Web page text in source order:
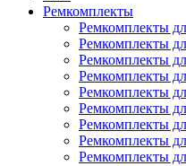
Ремкомплекты
Ремкомплекты
Ремкомплекты
Ремкомплекты
Ремкомплекты
Ремкомплекты
Ремкомплекты
Ремкомплекты
Ремкомплекты
Ремкомплекты